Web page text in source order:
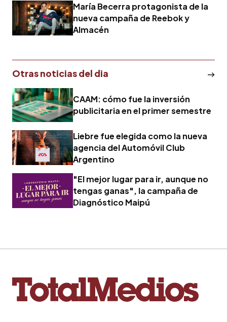
María Becerra protagonista de la
nueva campaña de Reebok y
Almacén
Otras noticias del dia
CAAM: cómo fue la inversión
publicitaria en el primer semestre
Liebre fue elegida como la nueva
agencia del Automóvil Club
Argentino
"El mejor lugar para ir, aunque no
tengas ganas", la campaña de
Diagnóstico Maipú